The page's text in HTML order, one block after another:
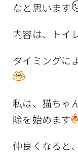
なと思います
内容は、トイ
タイミングに
私は、猫ちゃ
除を始めます
仲良くなると